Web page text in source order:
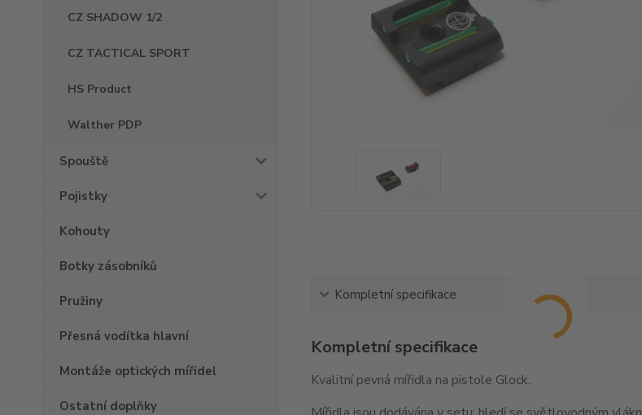
CZ SHADOW 1/2
CZ TACTICAL SPORT
HS Product
Walther PDP
Spouště
Pojistky
Kohouty
Botky zásobníků
Pružiny
Přesná vodítka hlavní
Montáže optických mířidel
Ostatní doplňky
Kompletní specifikace
Kompletní specifikace
Kvalitní pevná mířidla na pistole Glock.